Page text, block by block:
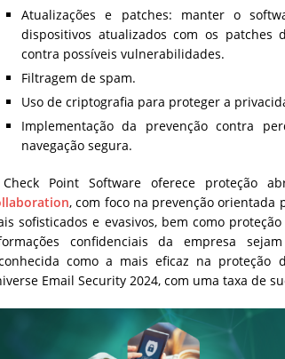
Atualizações e patches: manter o
dispositivos atualizados com os
contra possíveis vulnerabilidades.
Filtragem de spam.
Uso de criptografia para proteger a
Implementação da prevenção contra
navegação segura.
Point Software oferece proteção
, com foco na prevenção orientada
sofisticados e evasivos, bem como
confidenciais da empresa
como a mais eficaz na proteção
Email Security 2024, com uma taxa de